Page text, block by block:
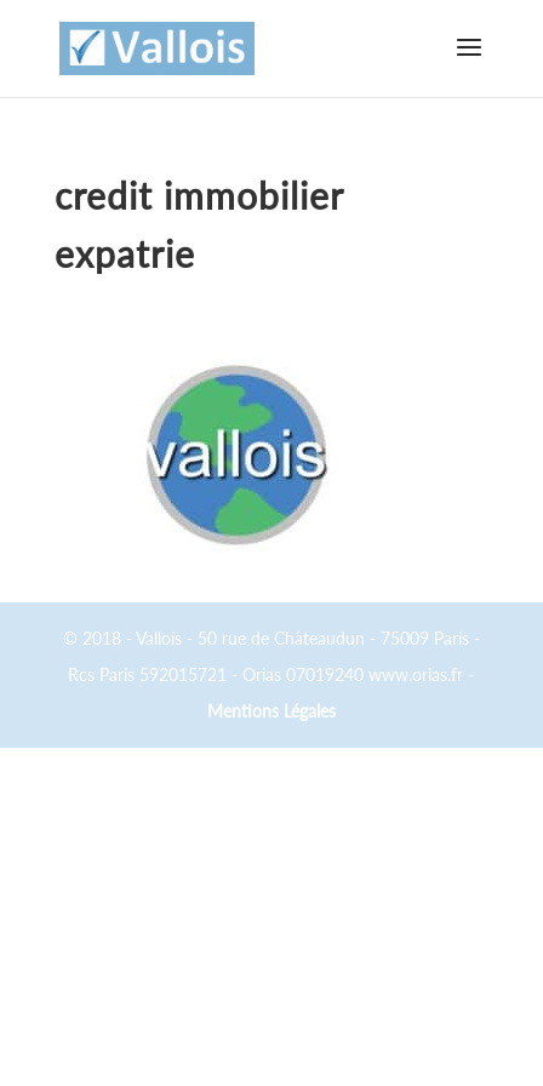
credit immobilier
expatrie
© 2018 - Vallois - 50 rue de Châteaudun - 75009 Paris -
Rcs Paris 592015721 - Orias 07019240 www.orias.fr -
Mentions Légales